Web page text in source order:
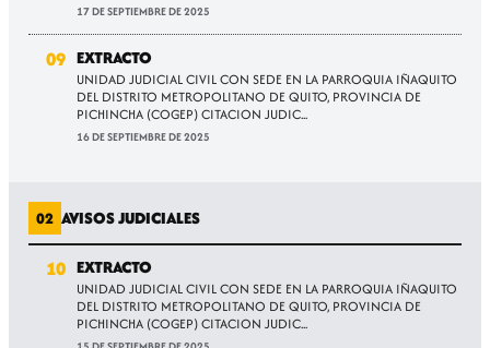
17 DE SEPTIEMBRE DE 2025
09 EXTRACTO
UNIDAD JUDICIAL CIVIL CON SEDE EN LA PARROQUIA IÑAQUITO
DEL DISTRITO METROPOLITANO DE QUITO, PROVINCIA DE
PICHINCHA (COGEP) CITACION JUDIC...
16 DE SEPTIEMBRE DE 2025
02 AVISOS JUDICIALES
10 EXTRACTO
UNIDAD JUDICIAL CIVIL CON SEDE EN LA PARROQUIA IÑAQUITO
DEL DISTRITO METROPOLITANO DE QUITO, PROVINCIA DE
PICHINCHA (COGEP) CITACION JUDIC...